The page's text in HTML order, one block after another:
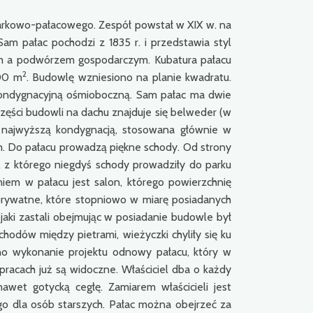
pałacowego. Zespół powstał w XIX w. na
pałac pochodzi z 1835 r. i przedstawia styl
podwórzem gospodarczym. Kubatura pałacu
m2. Budowlę wzniesiono na planie kwadratu.
ośmioboczną. Sam pałac ma dwie
budowli na dachu znajduje się belweder (w
kondygnacją, stosowana głównie w
Do pałacu prowadzą piękne schody. Od strony
którego niegdyś schody prowadziły do parku
w pałacu jest salon, którego powierzchnię
które stopniowo w miarę posiadanych
zastali obejmując w posiadanie budowle był
między pietrami, wieżyczki chyliły się ku
wykonanie projektu odnowy pałacu, który w
już są widoczne. Właściciel dba o każdy
gotycką cegłę. Zamiarem właścicieli jest
dla osób starszych. Pałac można obejrzeć za